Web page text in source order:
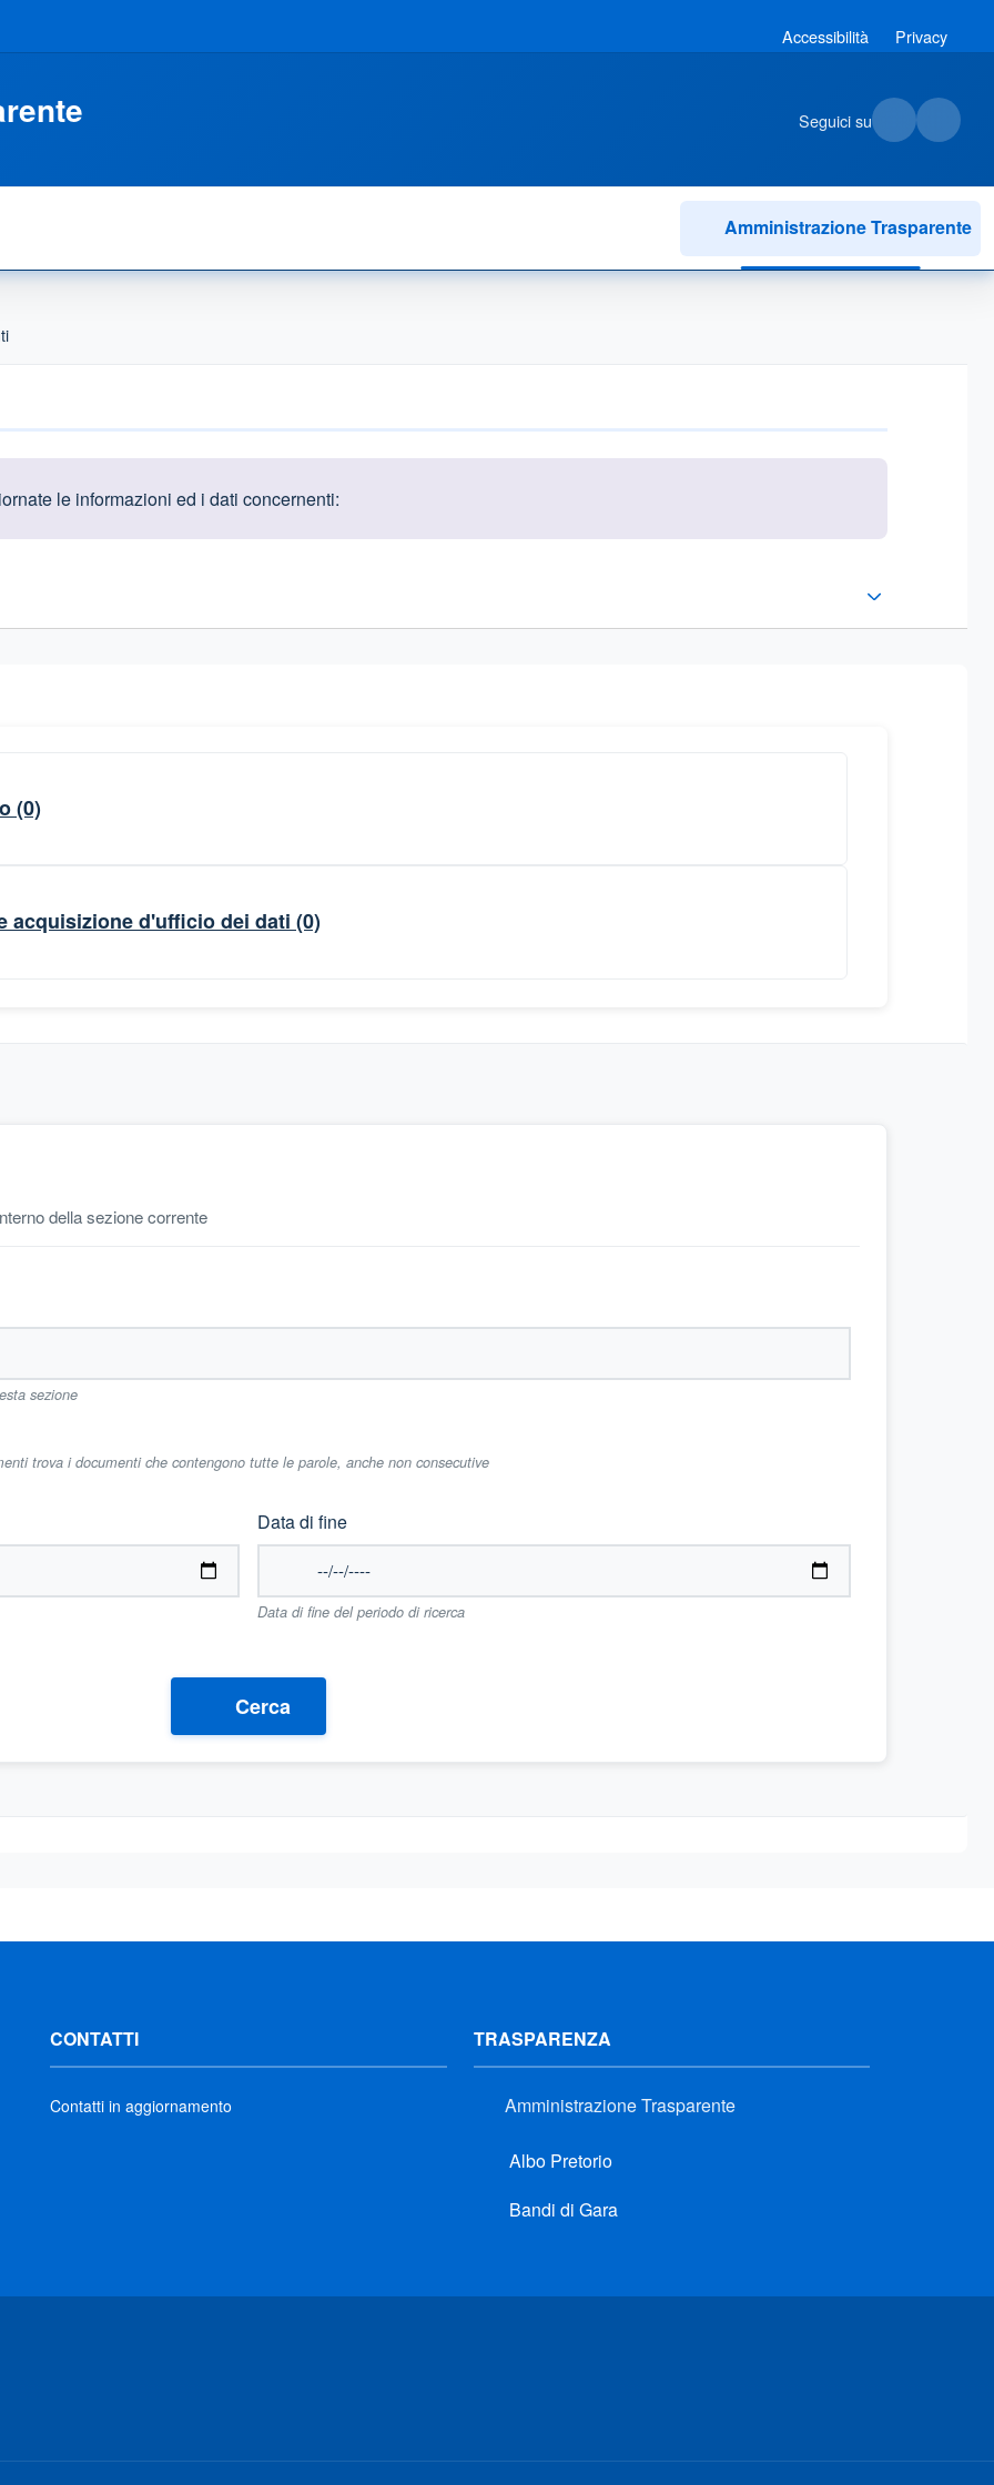
Accessibilità Privacy
Seguici su
Amministrazione Trasparente
le informazioni ed i dati concernenti:
(0)
acquisizione d'ufficio dei dati (0)
della sezione corrente
sezione
trova i documenti che contengono tutte le parole, anche non consecutive
Data di fine
Data di fine del periodo di ricerca
Cerca
CONTATTI
Contatti in aggiornamento
TRASPARENZA
Amministrazione Trasparente
Albo Pretorio
Bandi di Gara